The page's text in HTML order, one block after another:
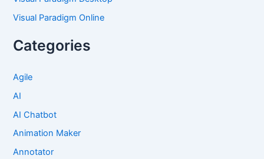
Visual Paradigm Online
Categories
Agile
AI
AI Chatbot
Animation Maker
Annotator